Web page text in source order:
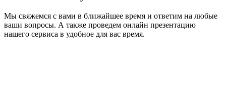
Мы свяжемся с вами в ближайшее время и ответим на любые
ваши вопросы. А также проведем онлайн презентацию
нашего сервиса в удобное для вас время.